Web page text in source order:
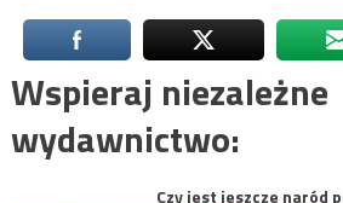
Wspieraj niezależne
wydawnictwo:
Czy jest jeszcze naród